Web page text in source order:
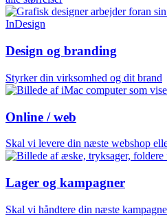
Design og branding
Styrker din virksomhed og dit brand
Online / web
Skal vi levere din næste webshop
Lager og kampagner
Skal vi håndtere din næste